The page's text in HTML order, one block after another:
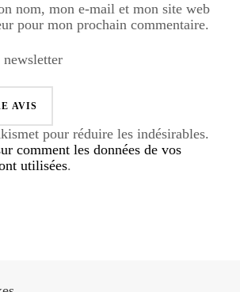
nom, mon e-mail et mon site web
pour mon prochain commentaire.
newsletter
pour réduire les indésirables.
comment les données de vos
utilisées.